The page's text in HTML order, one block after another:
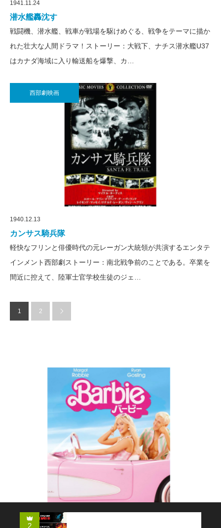
1941.11.24
潜水艦轟沈す
戦闘機、潜水艦、戦車が戦場を駆けめぐる、戦争をテーマに描か
れた壮大な人間ドラマ！ストーリー：大戦下、ナチス潜水艦U37
はカナダ海域に入り輸送船を爆撃、カ…
西部劇映画
1940.12.13
カンサス騎兵隊
軽快なフリンと俳優時代の元レーガン大統領が共演するエンタテ
インメント西部劇ストーリー：南北戦争前のことである。卒業を
間近に控えて、陸軍士官学校生徒のジェ…
1 2
2